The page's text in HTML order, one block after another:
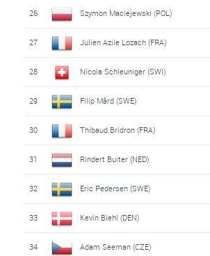
26 Szymon Maciejewski (POL)
27 Julien Azile Lozach (FRA)
28 Nicola Schleuniger (SWI)
29 Filip Mård (SWE)
30 Thibaud Bridron (FRA)
31 Rindert Buiter (NED)
32 Eric Pedersen (SWE)
33 Kevin Biehl (DEN)
34 Adam Seeman (CZE)